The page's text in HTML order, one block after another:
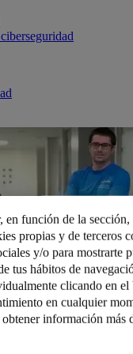
tipo de gastos
en función de la
propias y de terceros
y/o para mostrarte
tus hábitos de
clicando en
en cualquier
información más